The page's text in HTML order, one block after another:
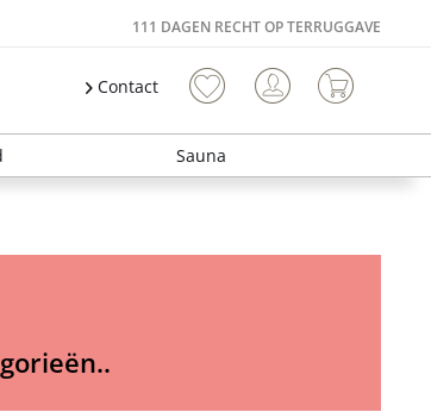
111 DAGEN RECHT OP TERRUGGAVE
Contact
Sauna